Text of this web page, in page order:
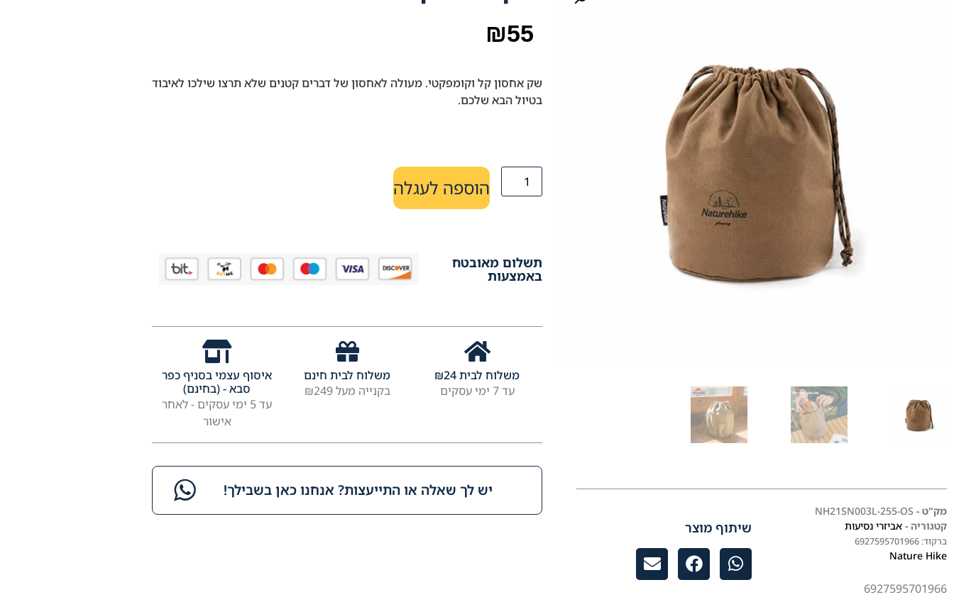
מק"ט - NH21SN003L-255-OS
קטגוריה - אביזרי נסיעות
ברקוד: 6927595701966
Nature Hike
6927595701966
שיתוף מוצר
₪55
שק אחסון קל וקומפקטי. מעולה לאחסון של דברים קטנים שלא תרצו שילכו לאיבוד
בטיול הבא שלכם.
הוספה לעגלה
תשלום מאובטח
באמצעות
משלוח לבית ₪24
עד 7 ימי עסקים
משלוח לבית חינם
בקנייה מעל ₪249
איסוף עצמי בסניף כפר
סבא - (בחינם)
עד 5 ימי עסקים - לאחר
אישור
יש לך שאלה או התייעצות? אנחנו כאן בשבילך!​